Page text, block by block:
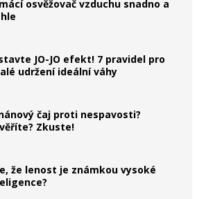
osvěžovač vzduchu snadno a
JO-JO efekt! 7 pravidel pro
udržení ideální váhy
čaj proti nespavosti?
Zkuste!
že lenost je známkou vysoké